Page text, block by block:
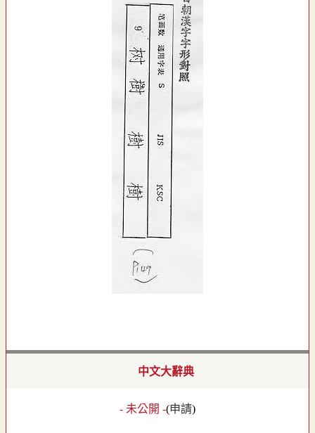
中文大辭典
- 未公開 -(申請)